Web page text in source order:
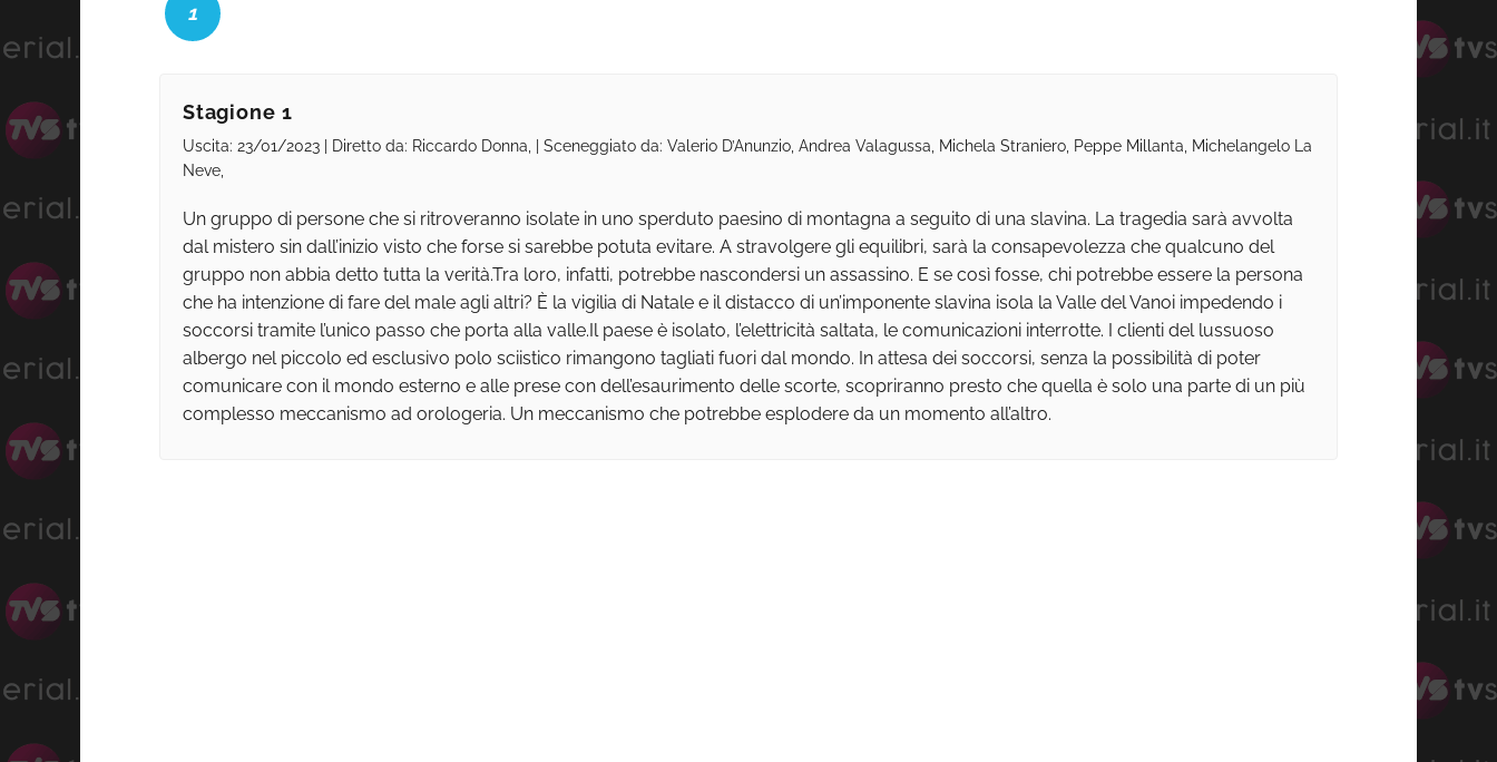
1
Stagione 1
Uscita: 23/01/2023 | Diretto da: Riccardo Donna, | Sceneggiato da: Valerio D’Anunzio, Andrea Valagussa, Michela Straniero, Peppe Millanta, Michelangelo La
Neve,
Un gruppo di persone che si ritroveranno isolate in uno sperduto paesino di montagna a seguito di una slavina. La tragedia sarà avvolta
dal mistero sin dall’inizio visto che forse si sarebbe potuta evitare. A stravolgere gli equilibri, sarà la consapevolezza che qualcuno del
gruppo non abbia detto tutta la verità.Tra loro, infatti, potrebbe nascondersi un assassino. E se così fosse, chi potrebbe essere la persona
che ha intenzione di fare del male agli altri? È la vigilia di Natale e il distacco di un’imponente slavina isola la Valle del Vanoi impedendo i
soccorsi tramite l’unico passo che porta alla valle.Il paese è isolato, l’elettricità saltata, le comunicazioni interrotte. I clienti del lussuoso
albergo nel piccolo ed esclusivo polo sciistico rimangono tagliati fuori dal mondo. In attesa dei soccorsi, senza la possibilità di poter
comunicare con il mondo esterno e alle prese con dell’esaurimento delle scorte, scopriranno presto che quella è solo una parte di un più
complesso meccanismo ad orologeria. Un meccanismo che potrebbe esplodere da un momento all’altro.